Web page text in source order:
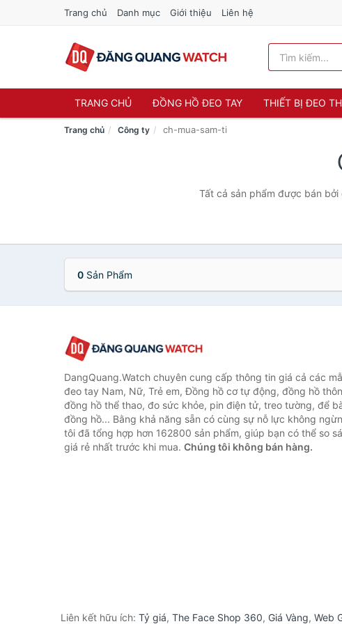
Trang chủ Danh mục Giới thiệu Liên hệ
TRANG CHỦ ĐỒNG HỒ ĐEO TAY THIẾT BỊ ĐEO
Trang chủ Công ty ch-mua-sam-ti
Tất cả sản phẩm được bán
0 Sản Phẩm
DangQuang.Watch chuyên cung cấp thông tin giá cả các
đeo tay Nam, Nữ, Trẻ em, Đồng hồ cơ tự động, đồng hồ
đồng hồ thể thao, đo sức khỏe, pin điện tử, treo tường, để
đồng hồ... Bằng khả năng sẵn có cùng sự nỗ lực không
tôi đã tổng hợp hơn 162800 sản phẩm, giúp bạn có thể so
giá rẻ nhất trước khi mua. Chúng tôi không bán hàng.
Liên kết hữu ích: Tỷ giá, The Face Shop 360, Giá Vàng, Web